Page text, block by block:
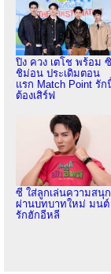
ปิง ควง เตโช พร้อม
ชิม่อน ประเดิมตอน
แรก Match Point รัก
ต้องเสิร์ฟ
ซี ใส่ลูกเล่นความสนุก
ผ่านบทบาทใหม่ มนต์
รักฮักอีหลี